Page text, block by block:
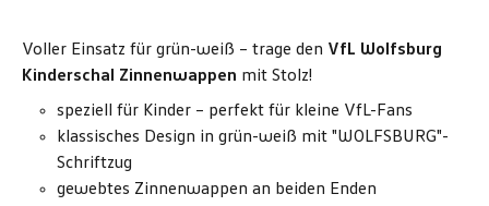
Voller Einsatz für grün-weiß – trage den VfL Wolfsburg
Kinderschal Zinnenwappen mit Stolz!
speziell für Kinder – perfekt für kleine VfL-Fans
klassisches Design in grün-weiß mit "WOLFSBURG"-
Schriftzug
gewebtes Zinnenwappen an beiden Enden